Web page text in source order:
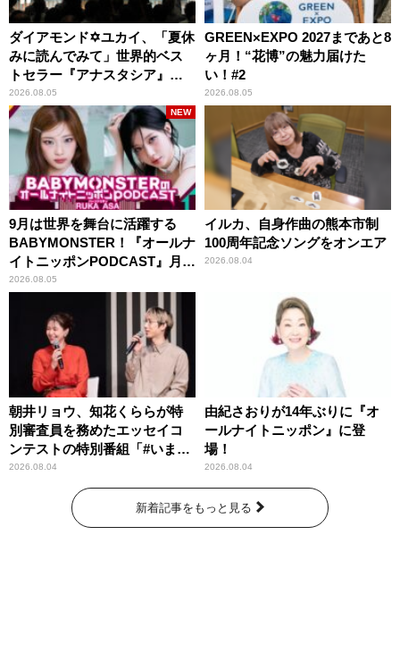
ダイアモンド✡ユカイ、「夏休
みに読んでみて」世界的ベス
トセラー『アナスタシア』を
紹介
2026.08.05
GREEN×EXPO 2027まであと8
ヶ月！“花博”の魅力届けた
い！#2
2026.08.05
9月は世界を舞台に活躍する
BABYMONSTER！『オールナ
イトニッポンPODCAST』月替
わりパーソナリティ
2026.08.05
NEW
イルカ、自身作曲の熊本市制
100周年記念ソングをオンエア
2026.08.04
朝井リョウ、知花くららが特
別審査員を務めたエッセイコ
ンテストの特別番組「#いまあ
なたに伝えたいこと」
2026.08.04
由紀さおりが14年ぶりに『オ
ールナイトニッポン』に登
場！
2026.08.04
新着記事をもっと見る